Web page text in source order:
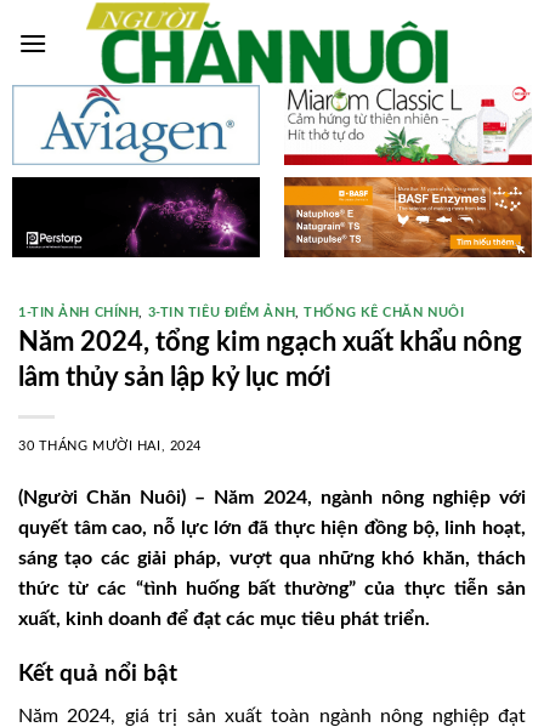
1-TIN ẢNH CHÍNH 3-TIN TIÊU ĐIỂM ẢNH ,THỐNG KÊ CHĂN NUÔI
Năm 2024, tổng kim ngạch xuất khẩu nông
lâm thủy sản lập kỷ lục mới
30 THÁNG MƯỜI HAI, 2024
(Người Chăn Nuôi) – Năm 2024, ngành nông nghiệp với
quyết tâm cao, nỗ lực lớn đã thực hiện đồng bộ, linh hoạt,
sáng tạo các giải pháp, vượt qua những khó khăn, thách
thức từ các “tình huống bất thường” của thực tiễn sản
xuất, kinh doanh để đạt các mục tiêu phát triển.
Kết quả nổi bật
Năm 2024, giá trị sản xuất toàn ngành nông nghiệp đạt